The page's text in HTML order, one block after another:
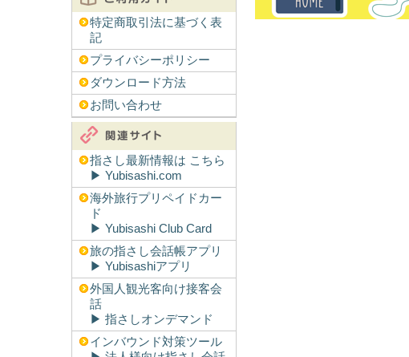
特定商取引法に基づく表
記
プライバシーポリシー
ダウンロード方法
お問い合わせ
指さし最新情報は こちら
▶︎ Yubisashi.com
海外旅行プリペイドカー
ド
▶︎ Yubisashi Club Card
旅の指さし会話帳アプリ
▶︎ Yubisashiアプリ
外国人観光客向け接客会
話
▶︎ 指さしオンデマンド
インバウンド対策ツール